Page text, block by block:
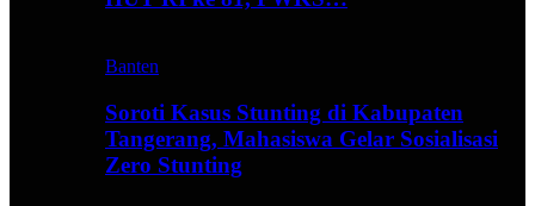
Banten
Soroti Kasus Stunting di Kabupaten
Tangerang, Mahasiswa Gelar Sosialisasi
Zero Stunting